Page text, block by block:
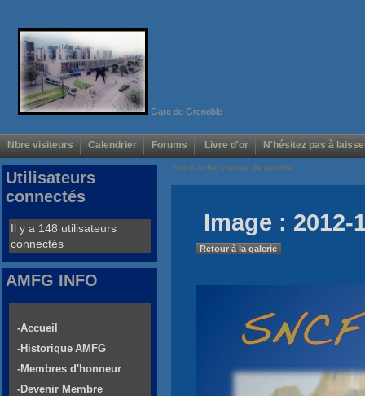
Gare de Grenoble
Nbre visiteurs Calendrier Forums Livre d'or N'hésitez pas à
Voir/Cacher menus de gauche
Image : 2012-
Retour à la galerie
Utilisateurs
connectés
Il y a 148 utilisateurs
connectés
AMFG INFO
-Accueil
-Historique AMFG
-Membres d'honneur
-Devenir Membre